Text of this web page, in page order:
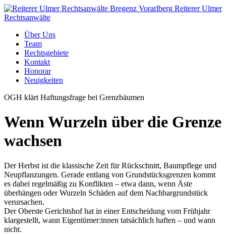
Reiterer Ulmer
Rechtsanwälte
Über Uns
Team
Rechtsgebiete
Kontakt
Honorar
Neuigkeiten
OGH klärt Haftungsfrage bei Grenzbäumen
Wenn Wurzeln über die Grenze
wachsen
Der Herbst ist die klassische Zeit für Rückschnitt, Baumpflege und
Neupflanzungen. Gerade entlang von Grundstücksgrenzen kommt
es dabei regelmäßig zu Konflikten – etwa dann, wenn Äste
überhängen oder Wurzeln Schäden auf dem Nachbargrundstück
verursachen.
Der Oberste Gerichtshof hat in einer Entscheidung vom Frühjahr
klargestellt, wann Eigentümer:innen tatsächlich haften – und wann
nicht.